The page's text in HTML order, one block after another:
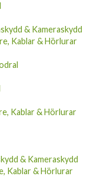
& Kameraskydd
Kablar & Hörlurar
Kablar & Hörlurar
& Kameraskydd
Kablar & Hörlurar